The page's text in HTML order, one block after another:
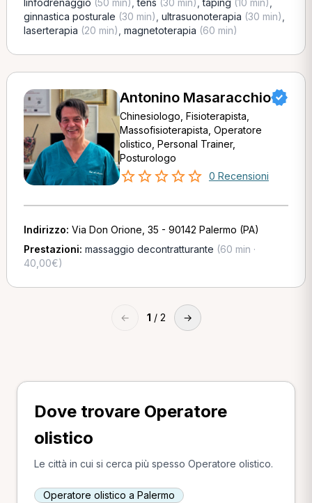
ginnastica posturale (30 min) ultrasuonoterapia (30 min)
laserterapia (20 min) magnetoterapia (60 min)
Antonino Masaracchio
Chinesiologo, Fisioterapista,
Massofisioterapista, Operatore
olistico, Personal Trainer,
Posturologo
0 Recensioni
Indirizzo: Via Don Orione, 35 - 90142 Palermo (PA)
Prestazioni: massaggio decontratturante (60 min ·
40,00€)
← 1 / 2 →
Dove trovare Operatore
olistico
Le città in cui si cerca più spesso Operatore olistico.
Operatore olistico a Palermo